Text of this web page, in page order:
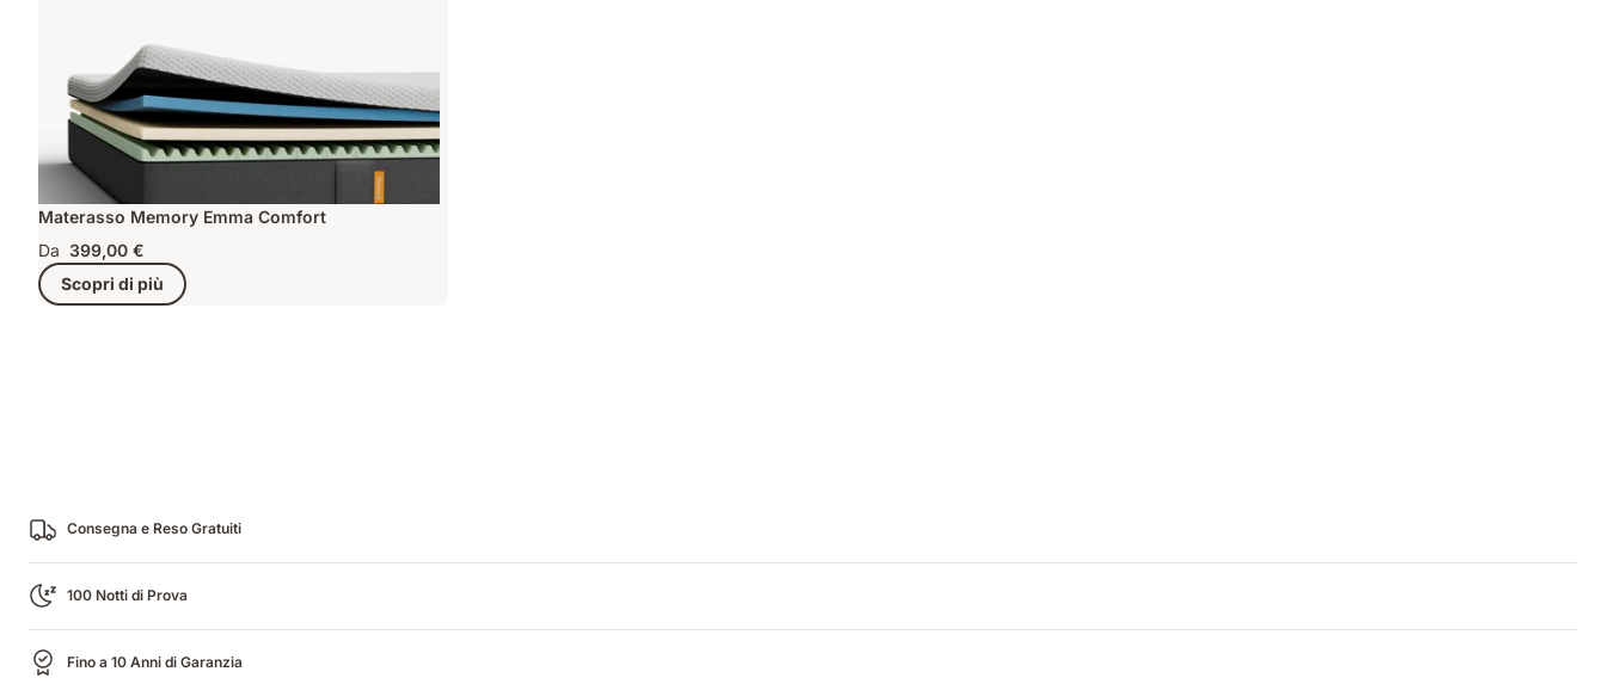
Materasso Memory Emma Comfort
Da 399,00 €
Scopri di più
Consegna e Reso Gratuiti
100 Notti di Prova
Fino a 10 Anni di Garanzia